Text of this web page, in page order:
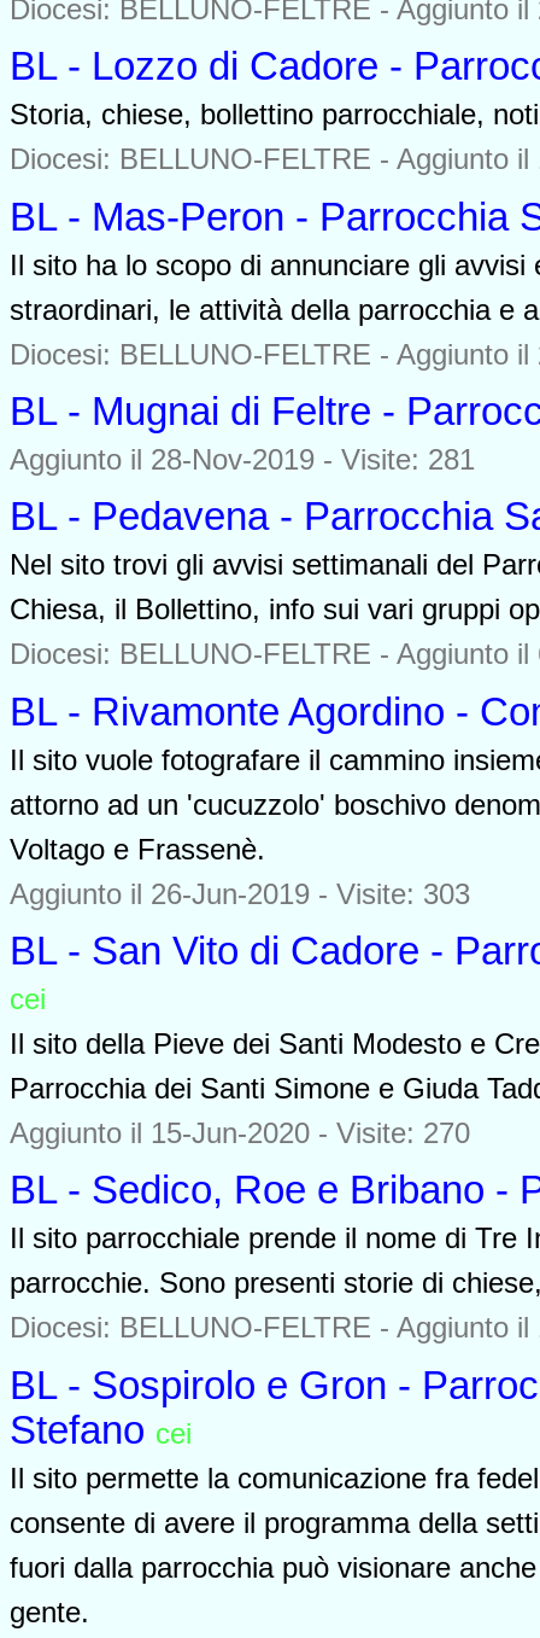
Diocesi: BELLUNO-FELTRE - Aggiunto il
BL - Lozzo di Cadore -
Storia, chiese, bollettino parrocchiale,
Diocesi: BELLUNO-FELTRE - Aggiunto il
BL - Mas-Peron - Parrocchia
Il sito ha lo scopo di annunciare gli
straordinari, le attività della parrocchia e
Diocesi: BELLUNO-FELTRE - Aggiunto il
BL - Mugnai di Feltre -
Aggiunto il 28-Nov-2019 - Visite: 281
BL - Pedavena - Parrocchia
Nel sito trovi gli avvisi settimanali del
Chiesa, il Bollettino, info sui vari gruppi
Diocesi: BELLUNO-FELTRE - Aggiunto il
BL - Rivamonte Agordino -
Il sito vuole fotografare il cammino
attorno ad un 'cucuzzolo' boschivo
Voltago e Frassenè.
Aggiunto il 26-Jun-2019 - Visite: 303
BL - San Vito di Cadore -
cei
Il sito della Pieve dei Santi Modesto e
Parrocchia dei Santi Simone e Giuda
Aggiunto il 15-Jun-2020 - Visite: 270
BL - Sedico, Roe e Bribano -
Il sito parrocchiale prende il nome di Tre
parrocchie. Sono presenti storie di
Diocesi: BELLUNO-FELTRE - Aggiunto il
BL - Sospirolo e Gron -
Stefano cei
Il sito permette la comunicazione fra
consente di avere il programma della
fuori dalla parrocchia può visionare
gente.